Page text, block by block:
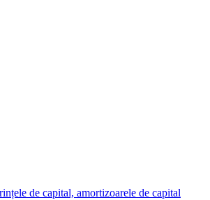
de capital, amortizoarele de capital